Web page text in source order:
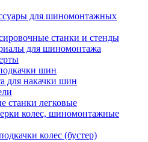
для шиномонтажных
станки и стенды
для шиномонтажа
шин
для накачки шин
легковые
колес, шиномонтажные
колес (бустер)